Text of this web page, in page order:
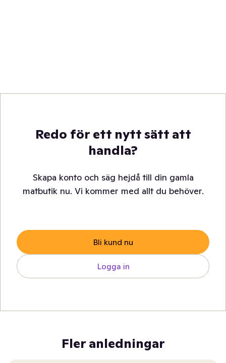
Redo för ett nytt sätt att
handla?
Skapa konto och säg hejdå till din gamla
matbutik nu. Vi kommer med allt du behöver.
Bli kund nu
Logga in
Fler anledningar